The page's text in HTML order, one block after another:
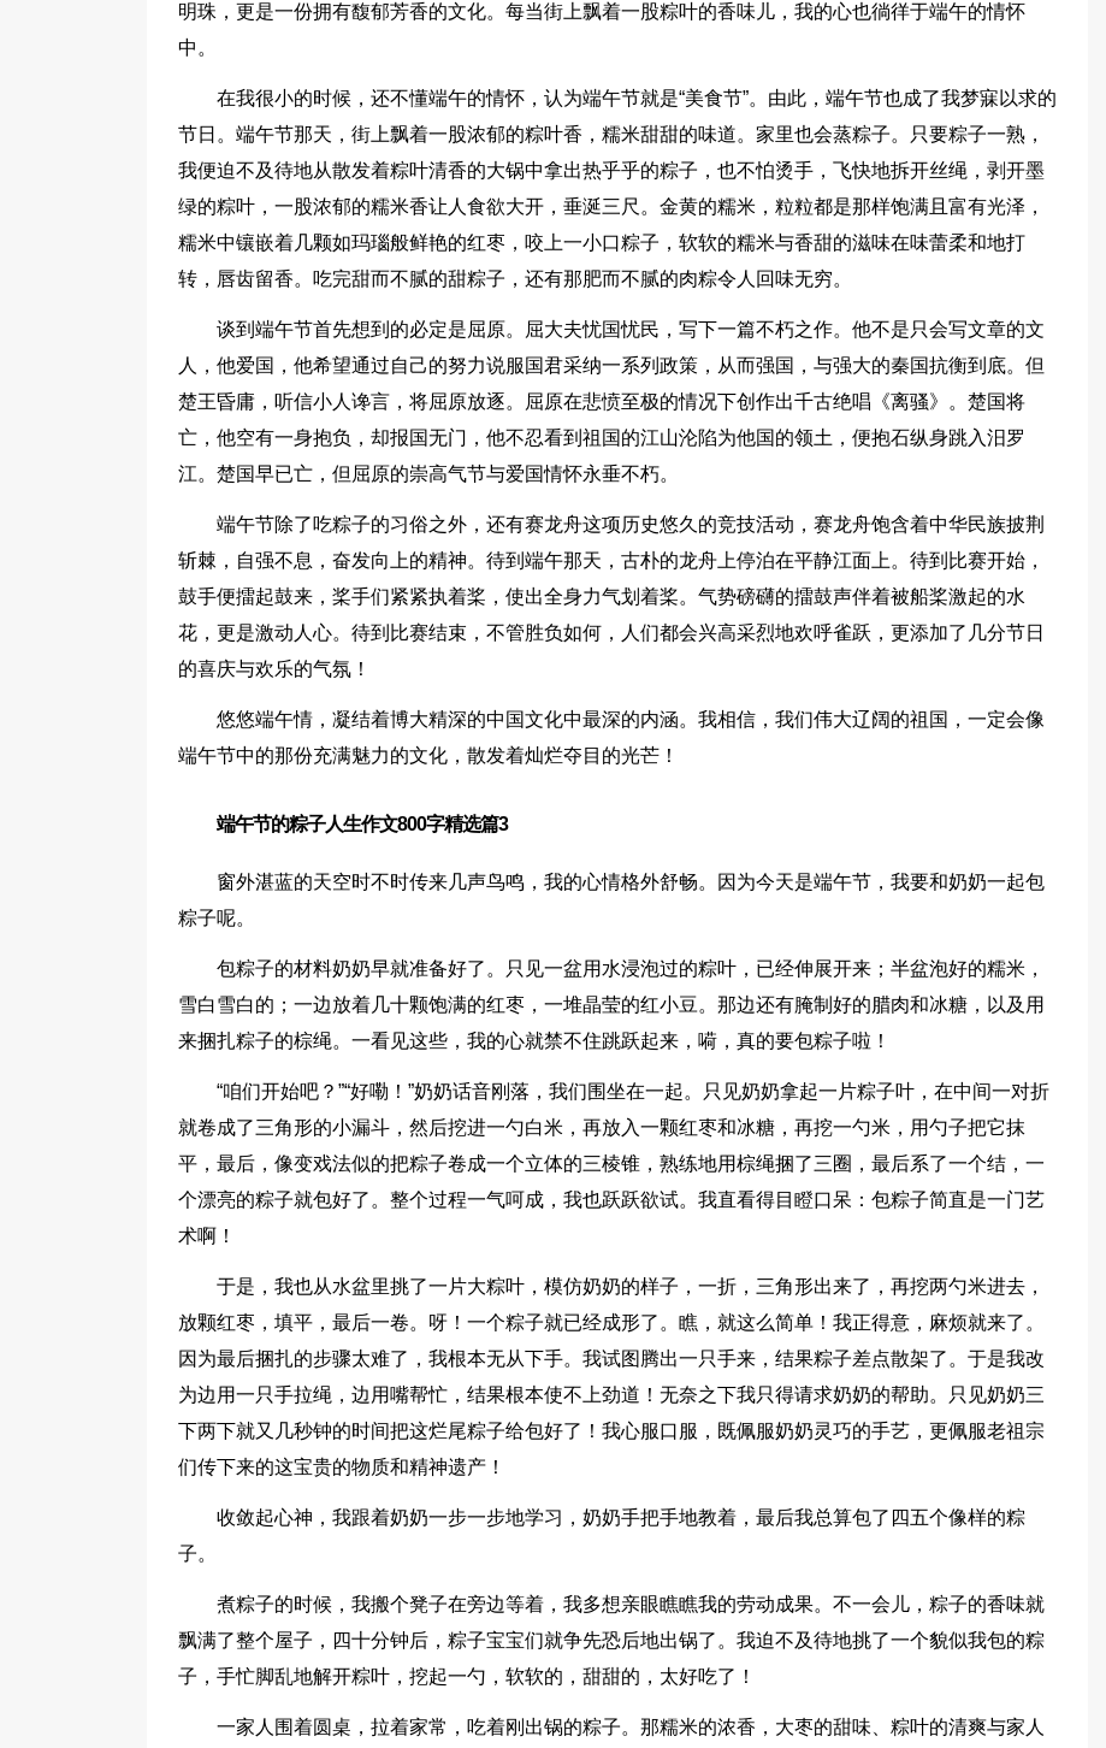
明珠，更是一份拥有馥郁芳香的文化。每当街上飘着一股粽叶的香味儿，我的心也徜徉于端午的情怀
中。
在我很小的时候，还不懂端午的情怀，认为端午节就是“美食节”。由此，端午节也成了我梦寐以求的
节日。端午节那天，街上飘着一股浓郁的粽叶香，糯米甜甜的味道。家里也会蒸粽子。只要粽子一熟，
我便迫不及待地从散发着粽叶清香的大锅中拿出热乎乎的粽子，也不怕烫手，飞快地拆开丝绳，剥开墨
绿的粽叶，一股浓郁的糯米香让人食欲大开，垂涎三尺。金黄的糯米，粒粒都是那样饱满且富有光泽，
糯米中镶嵌着几颗如玛瑙般鲜艳的红枣，咬上一小口粽子，软软的糯米与香甜的滋味在味蕾柔和地打
转，唇齿留香。吃完甜而不腻的甜粽子，还有那肥而不腻的肉粽令人回味无穷。
谈到端午节首先想到的必定是屈原。屈大夫忧国忧民，写下一篇不朽之作。他不是只会写文章的文
人，他爱国，他希望通过自己的努力说服国君采纳一系列政策，从而强国，与强大的秦国抗衡到底。但
楚王昏庸，听信小人谗言，将屈原放逐。屈原在悲愤至极的情况下创作出千古绝唱《离骚》。楚国将
亡，他空有一身抱负，却报国无门，他不忍看到祖国的江山沦陷为他国的领土，便抱石纵身跳入汨罗
江。楚国早已亡，但屈原的崇高气节与爱国情怀永垂不朽。
端午节除了吃粽子的习俗之外，还有赛龙舟这项历史悠久的竞技活动，赛龙舟饱含着中华民族披荆
斩棘，自强不息，奋发向上的精神。待到端午那天，古朴的龙舟上停泊在平静江面上。待到比赛开始，
鼓手便擂起鼓来，桨手们紧紧执着桨，使出全身力气划着桨。气势磅礴的擂鼓声伴着被船桨激起的水
花，更是激动人心。待到比赛结束，不管胜负如何，人们都会兴高采烈地欢呼雀跃，更添加了几分节日
的喜庆与欢乐的气氛！
悠悠端午情，凝结着博大精深的中国文化中最深的内涵。我相信，我们伟大辽阔的祖国，一定会像
端午节中的那份充满魅力的文化，散发着灿烂夺目的光芒！
端午节的粽子人生作文800字精选篇3
窗外湛蓝的天空时不时传来几声鸟鸣，我的心情格外舒畅。因为今天是端午节，我要和奶奶一起包
粽子呢。
包粽子的材料奶奶早就准备好了。只见一盆用水浸泡过的粽叶，已经伸展开来；半盆泡好的糯米，
雪白雪白的；一边放着几十颗饱满的红枣，一堆晶莹的红小豆。那边还有腌制好的腊肉和冰糖，以及用
来捆扎粽子的棕绳。一看见这些，我的心就禁不住跳跃起来，嗬，真的要包粽子啦！
“咱们开始吧？”“好嘞！”奶奶话音刚落，我们围坐在一起。只见奶奶拿起一片粽子叶，在中间一对折
就卷成了三角形的小漏斗，然后挖进一勺白米，再放入一颗红枣和冰糖，再挖一勺米，用勺子把它抹
平，最后，像变戏法似的把粽子卷成一个立体的三棱锥，熟练地用棕绳捆了三圈，最后系了一个结，一
个漂亮的粽子就包好了。整个过程一气呵成，我也跃跃欲试。我直看得目瞪口呆：包粽子简直是一门艺
术啊！
于是，我也从水盆里挑了一片大粽叶，模仿奶奶的样子，一折，三角形出来了，再挖两勺米进去，
放颗红枣，填平，最后一卷。呀！一个粽子就已经成形了。瞧，就这么简单！我正得意，麻烦就来了。
因为最后捆扎的步骤太难了，我根本无从下手。我试图腾出一只手来，结果粽子差点散架了。于是我改
为边用一只手拉绳，边用嘴帮忙，结果根本使不上劲道！无奈之下我只得请求奶奶的帮助。只见奶奶三
下两下就又几秒钟的时间把这烂尾粽子给包好了！我心服口服，既佩服奶奶灵巧的手艺，更佩服老祖宗
们传下来的这宝贵的物质和精神遗产！
收敛起心神，我跟着奶奶一步一步地学习，奶奶手把手地教着，最后我总算包了四五个像样的粽
子。
煮粽子的时候，我搬个凳子在旁边等着，我多想亲眼瞧瞧我的劳动成果。不一会儿，粽子的香味就
飘满了整个屋子，四十分钟后，粽子宝宝们就争先恐后地出锅了。我迫不及待地挑了一个貌似我包的粽
子，手忙脚乱地解开粽叶，挖起一勺，软软的，甜甜的，太好吃了！
一家人围着圆桌，拉着家常，吃着刚出锅的粽子。那糯米的浓香，大枣的甜味、粽叶的清爽与家人